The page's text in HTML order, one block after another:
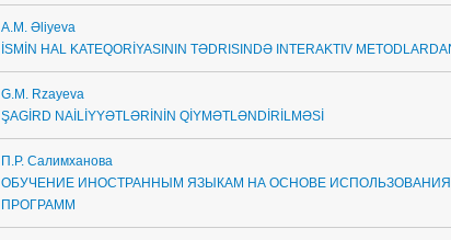
A.M. Əliyeva
İSMİN HAL KATEQORİYASININ TƏDRISINDƏ INTERAKTIV
G.M. Rzayeva
ŞAGİRD NAİLİYYƏTLƏRİNİN QİYMƏTLƏNDİRİLMƏSİ
П.Р. Салимханова
ОБУЧЕНИЕ ИНОСТРАННЫМ ЯЗЫКАМ НА ОСНОВЕ
ПРОГРАММ